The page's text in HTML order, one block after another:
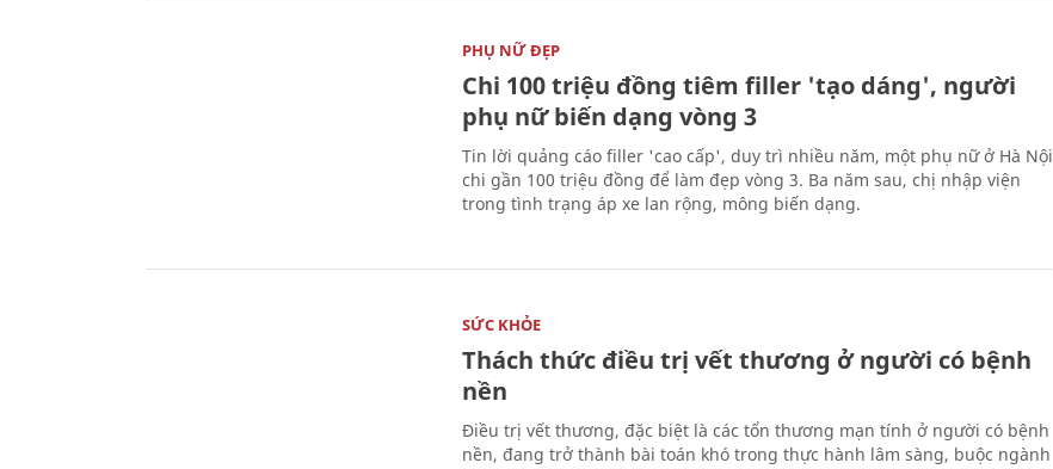
PHỤ NỮ ĐẸP
Chi 100 triệu đồng tiêm filler 'tạo dáng', người
phụ nữ biến dạng vòng 3
Tin lời quảng cáo filler 'cao cấp', duy trì nhiều năm, một phụ nữ ở Hà Nội
chi gần 100 triệu đồng để làm đẹp vòng 3. Ba năm sau, chị nhập viện
trong tình trạng áp xe lan rộng, mông biến dạng.
SỨC KHỎE
Thách thức điều trị vết thương ở người có bệnh
nền
Điều trị vết thương, đặc biệt là các tổn thương mạn tính ở người có bệnh
nền, đang trở thành bài toán khó trong thực hành lâm sàng, buộc ngành